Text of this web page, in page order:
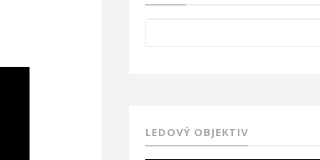
LEDOVÝ OBJEKTIV